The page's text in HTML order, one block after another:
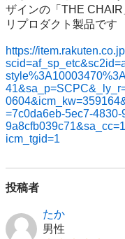
ザインの「THE CHAIR
リプロダクト製品です
https://
=7c0da6eb-5ec7-4830-
icm_tgid=1
投稿者
たか
男性